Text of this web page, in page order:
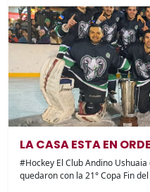
LA CASA ESTA EN
#Hockey El Club Andino
quedaron con la 21° Copa Fin